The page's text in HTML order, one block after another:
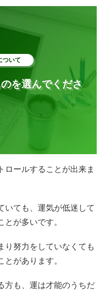
ついて
を選んでくださ
ロールすることが出来ま
いても、運気が低迷して
が多いです。
り努力をしていなくても
があります。
方も、運は才能のうちだ